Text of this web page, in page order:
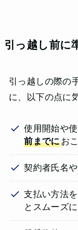
引っ越し前に
引っ越しの際の
に、以下の点に
使用開始や
前までにお
契約者氏名
支払い方法
とスムーズ